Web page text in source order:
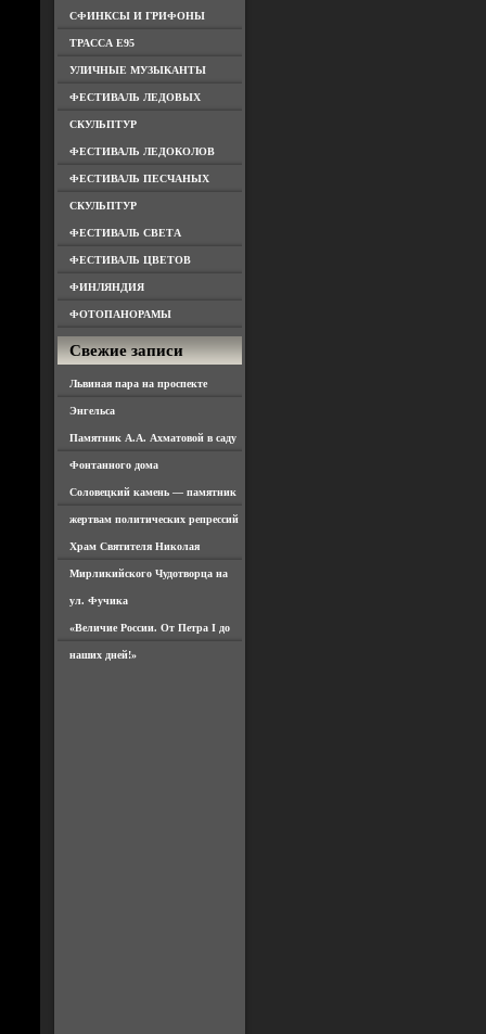
СФИНКСЫ И ГРИФОНЫ
ТРАССА Е95
УЛИЧНЫЕ МУЗЫКАНТЫ
ФЕСТИВАЛЬ ЛЕДОВЫХ
СКУЛЬПТУР
ФЕСТИВАЛЬ ЛЕДОКОЛОВ
ФЕСТИВАЛЬ ПЕСЧАНЫХ
СКУЛЬПТУР
ФЕСТИВАЛЬ СВЕТА
ФЕСТИВАЛЬ ЦВЕТОВ
ФИНЛЯНДИЯ
ФОТОПАНОРАМЫ
Свежие записи
Львиная пара на проспекте
Энгельса
Памятник А.А. Ахматовой в саду
Фонтанного дома
Соловецкий камень — памятник
жертвам политических репрессий
Храм Святителя Николая
Мирликийского Чудотворца на
ул. Фучика
«Величие России. От Петра I до
наших дней!»